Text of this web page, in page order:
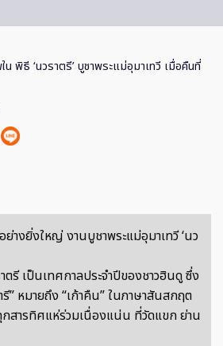
น พิธี ‘นวราตรี’ บูชาพระแม่อุมาเทวี เมื่อคืนที่
ย่างยิ่งใหญ่ งานบูชาพระแม่อุมาเทวี ‘นว
ตรี เป็นเทศกาลประจำปีของชาวฮินดู ซึ่ง
รี” หมายถึง “เก้าคืน” ในภาษาสันสกฤต
สารทิศแห่ร่วมเนื่องแน่น ที่วัดแขก ย่าน